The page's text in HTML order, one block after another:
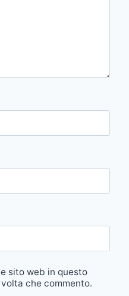
sito web in questo
che commento.